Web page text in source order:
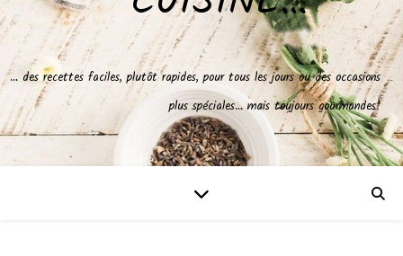
… des recettes faciles, plutôt rapides, pour tous les jours ou des occasions
plus spéciales… mais toujours gourmandes!